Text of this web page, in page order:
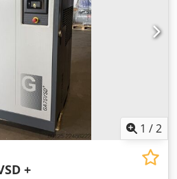
Hvis kjøperen ikke er
gjøres for hver sluttbruker.
lastes ned fra nettstedet.
1 /2
+